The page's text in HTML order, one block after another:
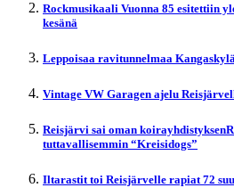
Rockmusikaali Vuonna 85 esitettiin
kesänä
Leppoisaa ravitunnelmaa
Vintage VW Garagen ajelu
Reisjärvi sai oman
tuttavallisemmin “Kreisidogs”
Iltarastit toi Reisjärvelle rapiat 72